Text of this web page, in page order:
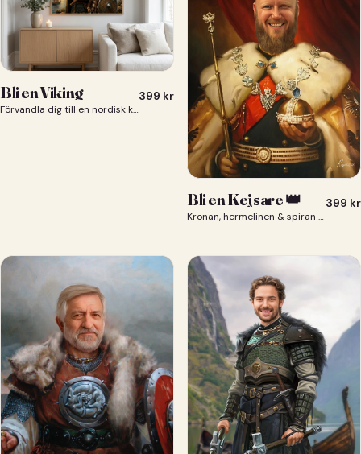
Bli en Viking
Förvandla dig till en nordisk krigare i ett episkt vikingaporträtt.
399 kr
Bli en Kejsare 👑
Kronan, hermelinen & spiran — du som kejsare 👑
399 kr